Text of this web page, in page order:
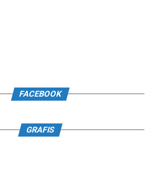
FACEBOOK
GRAFIS